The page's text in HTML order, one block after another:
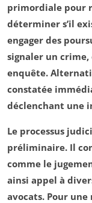
primordiale pour
déterminer s’il
engager des
signaler un
enquête.
constatée
déclenchant une
Le processus
préliminaire. Il
comme le
ainsi appel à
avocats. Pour